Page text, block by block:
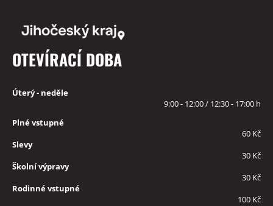
OTEVÍRACÍ DOBA
Úterý - neděle
9:00 - 12:00 / 12:30 - 17:00 h
Plné vstupné
60 Kč
Slevy
30 Kč
Školní výpravy
30 Kč
Rodinné vstupné
100 Kč